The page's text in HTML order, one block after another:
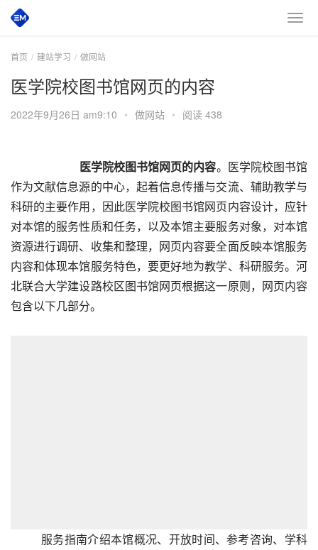
首页 建站学习 做网站
医学院校图书馆网页的内容
2022年9月26日 am9:10 • 做网站 • 阅读 438
医学院校图书馆网页的内容。医学院校图书馆
作为文献信息源的中心，起着信息传播与交流、辅助教学与
科研的主要作用，因此医学院校图书馆网页内容设计，应针
对本馆的服务性质和任务，以及本馆主要服务对象，对本馆
资源进行调研、收集和整理，网页内容要全面反映本馆服务
内容和体现本馆服务特色，要更好地为教学、科研服务。河
北联合大学建设路校区图书馆网页根据这一原则，网页内容
包含以下几部分。
服务指南介绍本馆概况、开放时间、参考咨询、学科